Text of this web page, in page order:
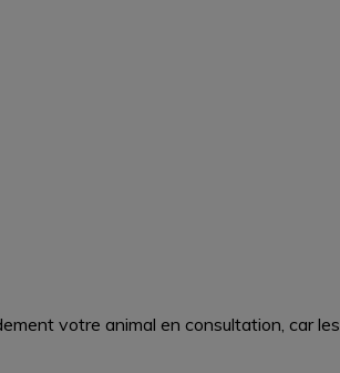
votre animal en consultation, car les